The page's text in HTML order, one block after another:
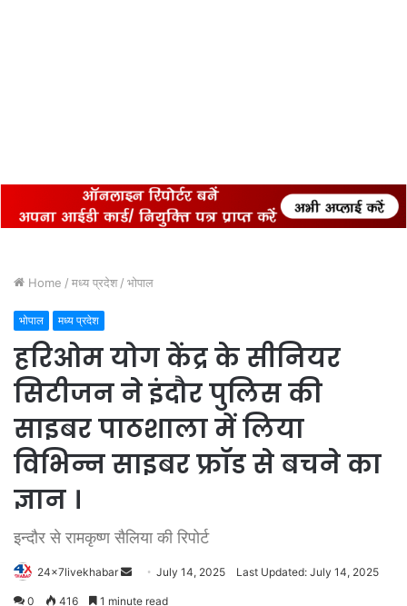
Home / मध्य प्रदेश / भोपाल
भोपाल मध्य प्रदेश
हरिओम योग केंद्र के सीनियर
सिटीजन ने इंदौर पुलिस की
साइबर पाठशाला में लिया
विभिन्न साइबर फ्रॉड से बचने का
ज्ञान ।
इन्दौर से रामकृष्ण सैलिया की रिपोर्ट
24x7livekhabar
SendJuly 14, 2025 Last Updated: July 14, 2025
0 416 1 minute read